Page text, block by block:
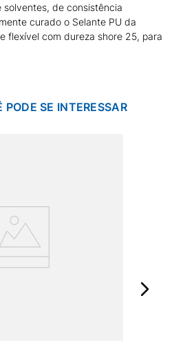
de consistência
curado o Selante PU da
flexível com dureza shore 25, para